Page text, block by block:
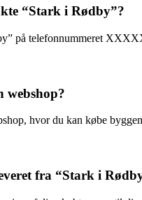
“Stark i Rødby”?
på telefonnummeret
webshop?
hvor du kan købe
fra “Stark i